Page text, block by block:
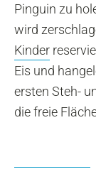
Pinguin zu
wird
Kinder
Eis und
ersten Steh-
die freie